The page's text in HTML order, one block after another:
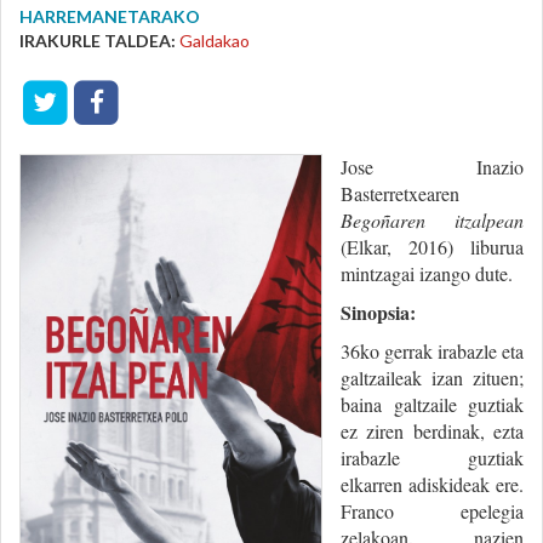
HARREMANETARAKO
IRAKURLE TALDEA: Galdakao
Jose Inazio
Basterretxearen
Begoñaren itzalpean
(Elkar, 2016) liburua
mintzagai izango dute.
Sinopsia:
36ko gerrak irabazle eta
galtzaileak izan zituen;
baina galtzaile guztiak
ez ziren berdinak, ezta
irabazle guztiak
elkarren adiskideak ere.
Franco epelegia
zelakoan, nazien